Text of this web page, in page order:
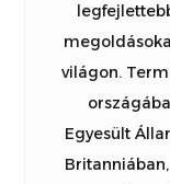
világon.
Egyesült